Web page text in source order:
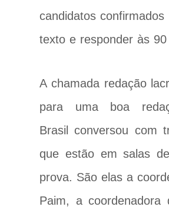
candidatos
texto e responder às
A chamada redação
para uma boa
Brasil conversou com
que estão em salas
prova. São elas a
Paim, a coordenadora